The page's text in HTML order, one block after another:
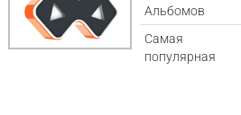
Альбомов
Самая
популярная